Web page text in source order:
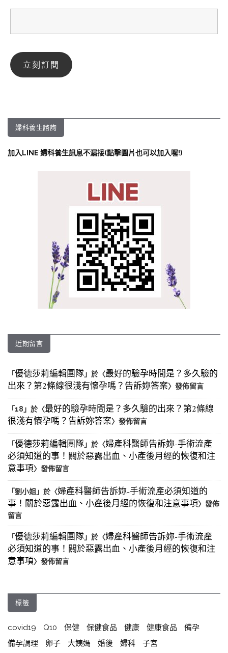
婦科養生諮詢
加入LINE 婦科養生訊息不漏接(點擊圖片也可以加入喔!)
近期留言
「優德莎莉編輯團隊」於〈最好的驗孕時間是？多久驗的
出來？第2條線很淺有懷孕嗎？告訴妳答案〉發佈留言
「18 」於〈最好的驗孕時間是？多久驗的出來？第2條線
很淺有懷孕嗎？告訴妳答案〉發佈留言
「優德莎莉編輯團隊」於〈婦產科醫師告訴妳-手術流產
必須知道的事！關於惡露出血、小產後月經的恢復和注
意事項〉發佈留言
「劉小姐」於〈婦產科醫師告訴妳-手術流產必須知道的
事！關於惡露出血、小產後月經的恢復和注意事項〉發佈
留言
「優德莎莉編輯團隊」於〈婦產科醫師告訴妳-手術流產
必須知道的事！關於惡露出血、小產後月經的恢復和注
意事項〉發佈留言
標籤
covid19 Q10 保健 保健食品 健康 健康食品
備孕
備孕調理
卵子 大姨媽 婚後 婦科
子宮